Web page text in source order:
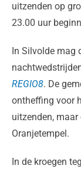
uitzenden op
23.00 uur
In Silvolde mag
REGIO8. De
ontheffing voor
uitzenden,
Oranjetempel.
In de kroegen